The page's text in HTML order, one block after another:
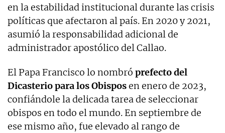
en la estabilidad institucional durante las crisis
políticas que afectaron al país. En 2020 y 2021,
asumió la responsabilidad adicional de
administrador apostólico del Callao.
El Papa Francisco lo nombró prefecto del
Dicasterio para los Obisposen enero de 2023,
confiándole la delicada tarea de seleccionar
obispos en todo el mundo. En septiembre de
ese mismo año, fue elevado al rango de